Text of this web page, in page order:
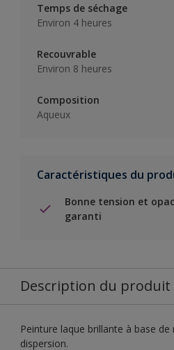
Temps de séchage
Environ 4 heures
Recouvrable
Environ 8 heures
Composition
Aqueux
Caractéristiques du
Bonne tension et
garanti
Description du produit
Peinture laque brillante à base de
dispersion.